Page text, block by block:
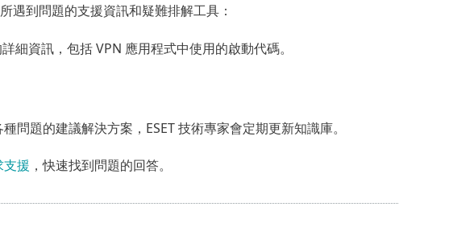
遇到問題的支援資訊和疑難排解工具：
細資訊，包括 VPN 應用程式中使用的啟動代碼。
問題的建議解決方案，ESET 技術專家會定期更新知識庫。
支援 ，快速找到問題的回答。